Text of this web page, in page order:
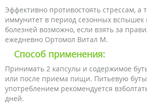
Эффективно противостоять стрессам, а
иммунитет в период сезонных
болезней возможно, если взять за
ежедневно Ортомол Витал М.
Способ применения:
Принимать 2 капсулы и содержимое
или после приема пищи. Питьевую
употреблением рекомендуется
дней.